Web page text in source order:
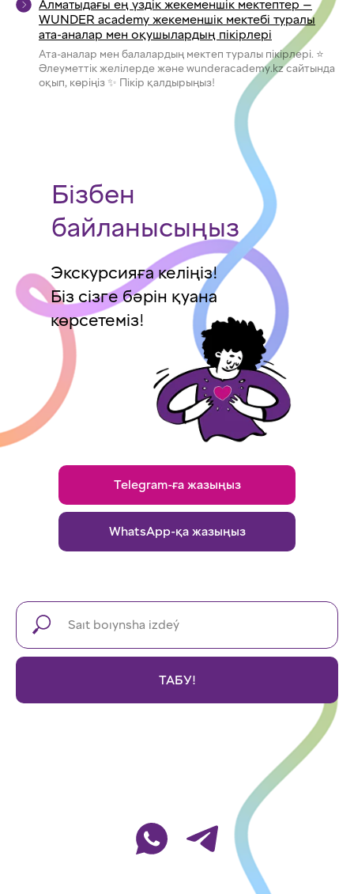
Алматыдағы ең үздік жекеменшік мектептер —
WUNDER academy жекеменшік мектебі туралы
ата-аналар мен оқушылардың пікірлері
Ата-аналар мен балалардың мектеп туралы пікірлері. ⭐
Әлеуметтік желілерде және wunderacademy.kz сайтында
оқып, көріңіз ✨ Пікір қалдырыңыз!
Бізбен
байланысыңыз
Экскурсияға келіңіз!
Біз сізге бәрін қуана
көрсетеміз!
Telegram-ға жазыңыз
WhatsApp-қа жазыңыз
ТАБУ!